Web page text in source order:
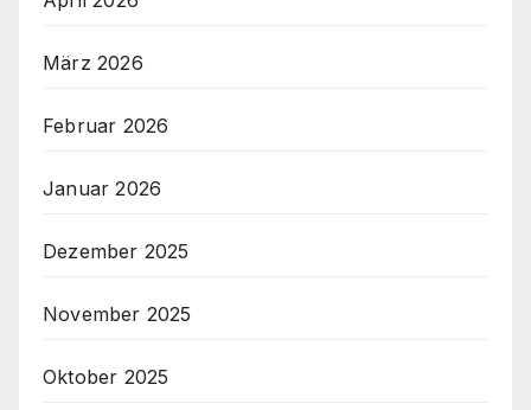
März 2026
Februar 2026
Januar 2026
Dezember 2025
November 2025
Oktober 2025